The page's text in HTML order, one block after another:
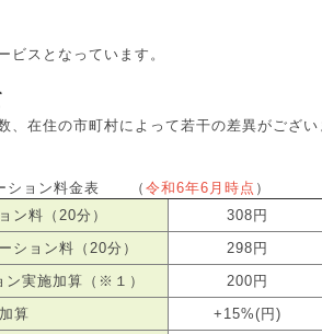
ビスとなっています。
、在住の市町村によって若干の差異がござい
ション料金表 （ 令和6年6月時点 ）
ン料（20分）
308円
ション料（20分）
298円
実施加算（※１）
200円
算
+15%(円)